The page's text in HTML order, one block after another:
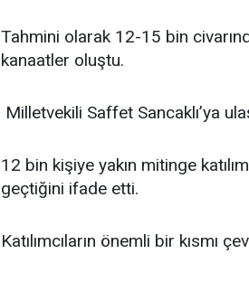
Tahmini olarak 12-15 bin
kanaatler oluştu.
Milletvekili Saffet Sancaklı’ya
12 bin kişiye yakın mitinge
geçtiğini ifade etti.
Katılımcıların önemli bir kısmı